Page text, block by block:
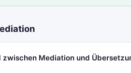
zwischen Mediation und